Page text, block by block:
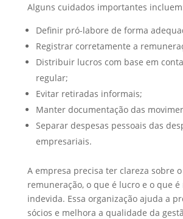
Alguns cuidados importantes
Definir pró-labore de forma
Registrar corretamente a
Distribuir lucros com base em
regular;
Evitar retiradas informais;
Manter documentação das
Separar despesas pessoais das
empresariais.
A empresa precisa ter clareza sobre
remuneração, o que é lucro e o que
indevida. Essa organização ajuda a
sócios e melhora a qualidade da